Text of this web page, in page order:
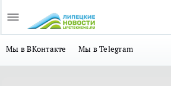
Мы в ВКонтакте Мы в Telegram